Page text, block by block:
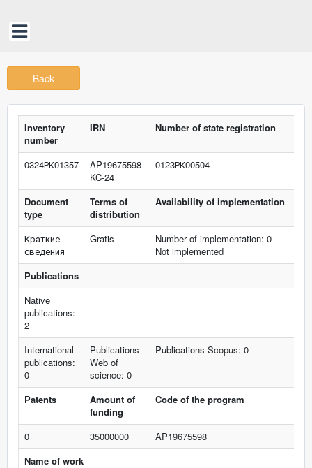
Back
Inventory
number
IRN Number of state registration
0324РК01357
AP19675598-
KC-24
0123РК00504
Document
type
Terms of
distribution
Availability of implementation
Краткие
сведения
Gratis
Number of implementation: 0
Not implemented
Publications
Native
publications:
2
International
publications:
0
Publications
Web of
science: 0
Publications Scopus: 0
Patents
Amount of
funding
Code of the program
0 35000000
AP19675598
Name of work